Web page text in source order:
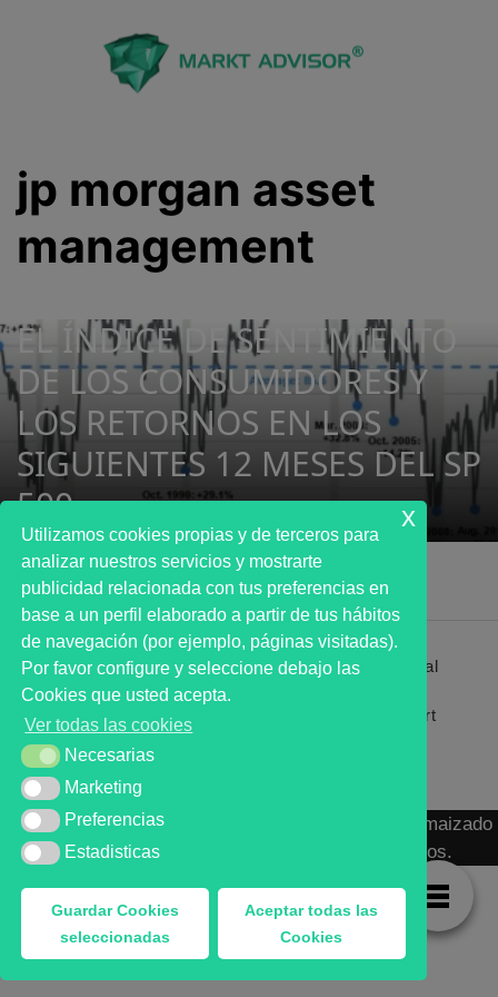
jp morgan asset
management
EL ÍNDICE DE SENTIMIENTO
DE LOS CONSUMIDORES Y
LOS RETORNOS EN LOS
SIGUIENTES 12 MESES DEL SP
500
Primer analista bursátil automatizado profesional
que ayuda a la decisión | First automated stock
markets analyst software as a desission support
system.
MARKT ADVISOR ® 2016 :: Análisis Bursátil Automaizado
de Activos Cotizados en Mercados Organizados.
Utilizamos cookies propias y de terceros para
analizar nuestros servicios y mostrarte
publicidad relacionada con tus preferencias en
base a un perfil elaborado a partir de tus hábitos
de navegación (por ejemplo, páginas visitadas).
Por favor configure y seleccione debajo las
Cookies que usted acepta.
Ver todas las cookies
NecesariasNecesarias
MarketingMarketing
Preferencias
Preferencias
Estadisticas
Estadisticas
Guardar Cookies
seleccionadas
Aceptar todas las
Cookies
x